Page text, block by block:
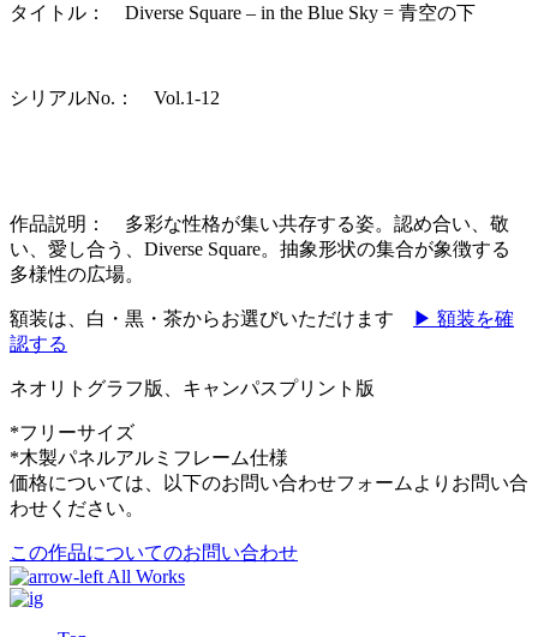
タイトル： Diverse Square – in the Blue Sky = 青空の下
シリアルNo.： Vol.1-12
作品説明： 多彩な性格が集い共存する姿。認め合い、敬
い、愛し合う、 Diverse Square。抽象形状の集合が象徴する
多様性の広場。
額装は、白・黒・茶からお選びいただけます
▶ 額装を確
認する
ネオリトグラフ版、キャンパスプリント版
*フリーサイズ
*木製パネルアルミフレーム仕様
価格については、以下のお問い合わせフォームよりお問い合
わせください。
この作品についてのお問い合わせ
All Works